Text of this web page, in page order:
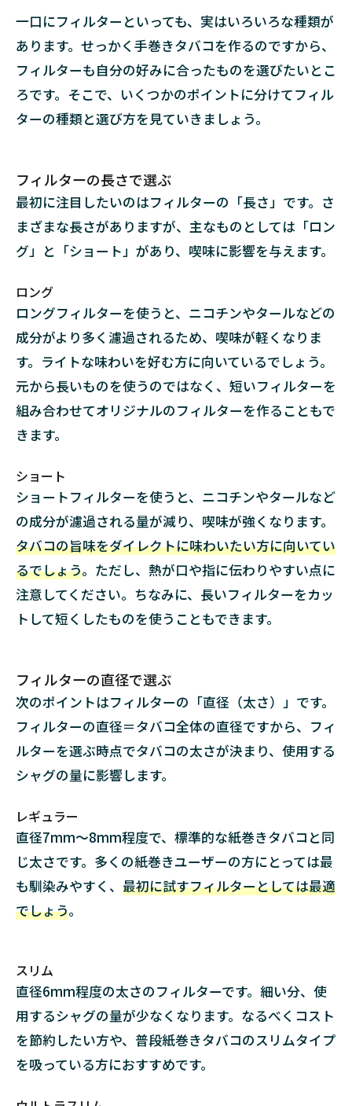
一口にフィルターといっても、実はいろいろな種類が
あります。せっかく手巻きタバコを作るのですから、
フィルターも自分の好みに合ったものを選びたいとこ
ろです。そこで、いくつかのポイントに分けてフィル
ターの種類と選び方を見ていきましょう。
フィルターの長さで選ぶ
最初に注目したいのはフィルターの「長さ」です。さ
まざまな長さがありますが、主なものとしては「ロン
グ」と「ショート」があり、喫味に影響を与えます。
ロング
ロングフィルターを使うと、ニコチンやタールなどの
成分がより多く濾過されるため、喫味が軽くなりま
す。ライトな味わいを好む方に向いているでしょう。
元から長いものを使うのではなく、短いフィルターを
組み合わせてオリジナルのフィルターを作ることもで
きます。
ショート
ショートフィルターを使うと、ニコチンやタールなど
の成分が濾過される量が減り、喫味が強くなります。
タバコの旨味をダイレクトに味わいたい方に向いてい
るでしょう。ただし、熱が口や指に伝わりやすい点に
注意してください。ちなみに、長いフィルターをカッ
トして短くしたものを使うこともできます。
フィルターの直径で選ぶ
次のポイントはフィルターの「直径（太さ）」です。
フィルターの直径＝タバコ全体の直径ですから、フィ
ルターを選ぶ時点でタバコの太さが決まり、使用する
シャグの量に影響します。
レギュラー
直径7mm～8mm程度で、標準的な紙巻きタバコと同
じ太さです。多くの紙巻きユーザーの方にとっては最
も馴染みやすく、 最初に試すフィルターとしては最適
でしょう。
スリム
直径6mm程度の太さのフィルターです。細い分、使
用するシャグの量が少なくなります。なるべくコスト
を節約したい方や、普段紙巻きタバコのスリムタイプ
を吸っている方におすすめです。